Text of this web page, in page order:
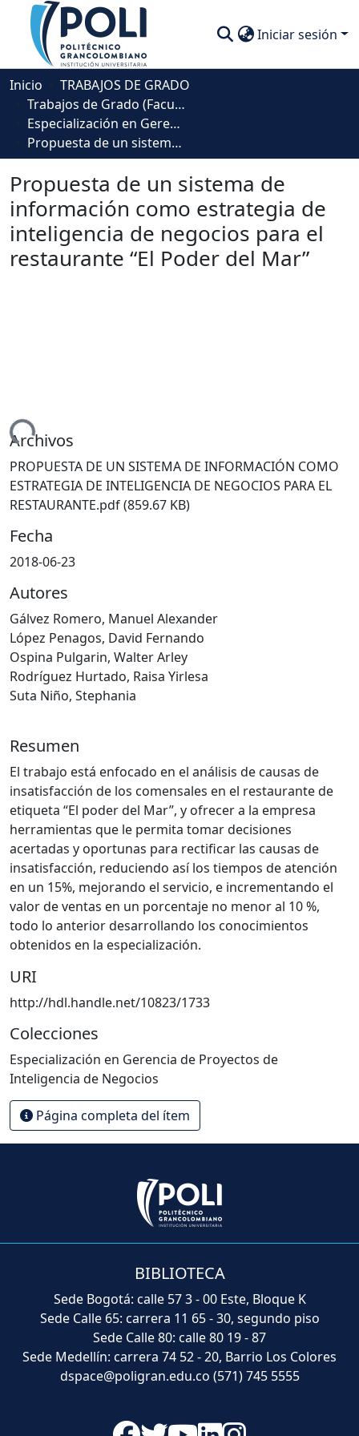
Iniciar sesión
Comunidades
Descubre
Estadísticas
Inicio
TRABAJOS DE GRADO
Trabajos de Grado (Facultad Ingeniería, Diseño e Innovación )
Especialización en Gerencia de Proyectos de Inteligencia de Negocios
Propuesta de un sistema de información como estrategia de inteligencia de negocios para el restaurante “El Poder del Mar”
Propuesta de un sistema de
información como estrategia de
inteligencia de negocios para el
restaurante “El Poder del Mar”
Archivos
PROPUESTA DE UN SISTEMA DE INFORMACIÓN COMO
ESTRATEGIA DE INTELIGENCIA DE NEGOCIOS PARA EL
RESTAURANTE.pdf(859.67 KB)
Fecha
2018-06-23
Autores
Gálvez Romero, Manuel Alexander
López Penagos, David Fernando
Ospina Pulgarin, Walter Arley
Rodríguez Hurtado, Raisa Yirlesa
Suta Niño, Stephania
Resumen
El trabajo está enfocado en el análisis de causas de
insatisfacción de los comensales en el restaurante de
etiqueta “El poder del Mar”, y ofrecer a la empresa
herramientas que le permita tomar decisiones
acertadas y oportunas para rectificar las causas de
insatisfacción, reduciendo así los tiempos de atención
en un 15%, mejorando el servicio, e incrementando el
valor de ventas en un porcentaje no menor al 10 %,
todo lo anterior desarrollando los conocimientos
obtenidos en la especialización.
URI
http://hdl.handle.net/10823/1733
Colecciones
Especialización en Gerencia de Proyectos de
Inteligencia de Negocios
Página completa del ítem
BIBLIOTECA
Sede Bogotá: calle 57 3 - 00 Este, Bloque K
Sede Calle 65: carrera 11 65 - 30, segundo piso
Sede Calle 80: calle 80 19 - 87
Sede Medellín: carrera 74 52 - 20, Barrio Los Colores
dspace@poligran.edu.co (571) 745 5555